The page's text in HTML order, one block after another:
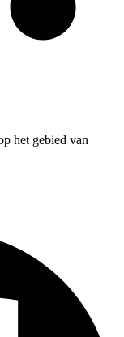
het gebied van